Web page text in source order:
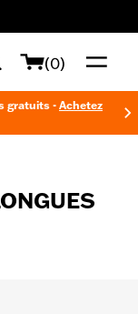
(0)
gratuits - Achetez